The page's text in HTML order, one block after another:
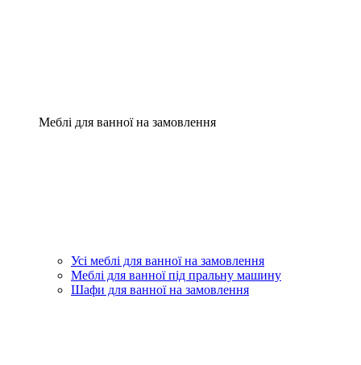
Меблі для ванної на замовлення
Усі меблі для ванної на замовлення
Меблі для ванної під пральну машину
Шафи для ванної на замовлення